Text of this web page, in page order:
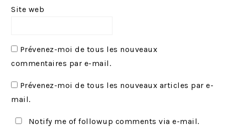
Site web
Prévenez-moi de tous les nouveaux
commentaires par e-mail.
Prévenez-moi de tous les nouveaux articles par e-
mail.
Notify me of followup comments via e-mail.